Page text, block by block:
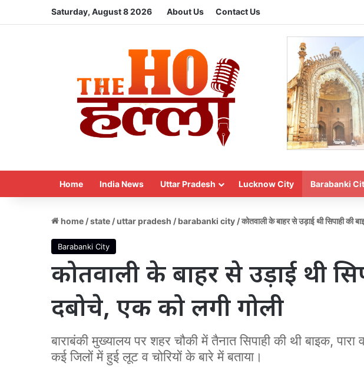
Saturday, August 8 2026 About Us Contact Us
Home India News Uttar Pradesh Lucknow City Barabanki
home /state /uttar pradesh / barabanki city /कोतवाली के बाहर से उड़ाई थी सिपाही
Barabanki City
कोतवाली के बाहर से उड़ाई थी
दबोचे, एक को लगी गोली
बाराबंकी मुख्यालय पर शहर चौकी में तैनात सिपाही की थी बाइक,
कई जिलों में हुई लूट व चोरियों के बारे में बताया।